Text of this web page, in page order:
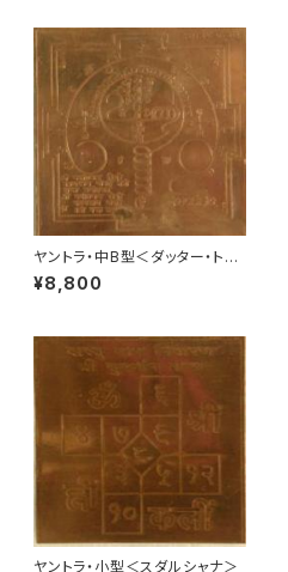
ヤントラ・中B型＜ダッター・トレ
ーヤ＞
¥8,800
ヤントラ・小型＜スダルシャナ＞